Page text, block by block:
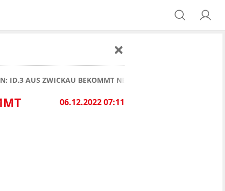
ID.3 AUS ZWICKAU BEKOMMT NEUEN LOOK - UND NEUEN
06.12.2022 07:11